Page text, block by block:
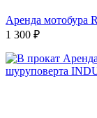
Аренда мотобура
1 300 ₽